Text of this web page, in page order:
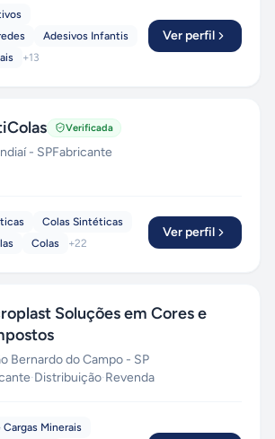
Adesivos Infantis
+13
Ver perfil
Verificada
- SPFabricante
Colas Sintéticas
Colas +22
Ver perfil
Soluções em Cores e
Bernardo do Campo - SP
·Distribuição·Revenda
Minerais